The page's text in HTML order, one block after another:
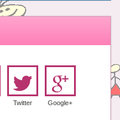
Twitter Google+